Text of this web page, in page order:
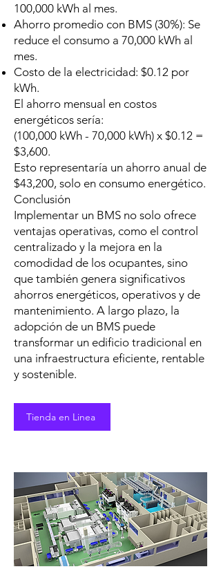
100,000 kWh al mes.
Ahorro promedio con BMS (30%): Se
reduce el consumo a 70,000 kWh al
mes.
Costo de la electricidad: $0.12 por
kWh.
El ahorro mensual en costos
energéticos sería:
(100,000 kWh - 70,000 kWh) x $0.12 =
$3,600.
Esto representaría un ahorro anual de
$43,200, solo en consumo energético.
Conclusión
Implementar un BMS no solo ofrece
ventajas operativas, como el control
centralizado y la mejora en la
comodidad de los ocupantes, sino
que también genera significativos
ahorros energéticos, operativos y de
mantenimiento. A largo plazo, la
adopción de un BMS puede
transformar un edificio tradicional en
una infraestructura eficiente, rentable
y sostenible.
Tienda en Linea